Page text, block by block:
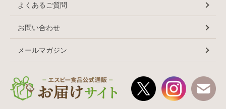
よくあるご質問
お問い合わせ
メールマガジン